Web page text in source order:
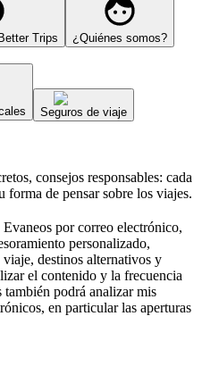
Trips ¿Quiénes somos?
Seguros de viaje
consejos responsables: cada
forma de pensar sobre los viajes.
por correo electrónico,
personalizado,
destinos alternativos y
el contenido y la frecuencia
también podrá analizar mis
en particular las aperturas